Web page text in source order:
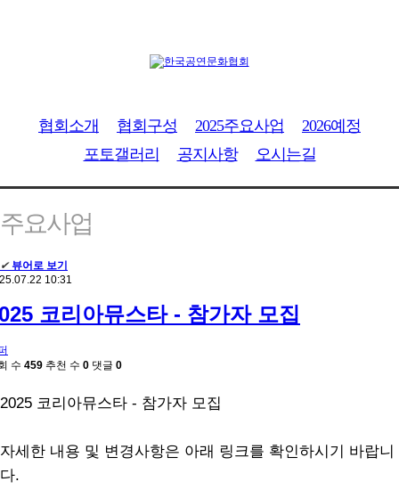
협회소개 협회구성 2025주요사업
2026예정
포토갤러리
공지사항 오시는길
주요사업
✔ 뷰어로 보기
10:31
코리아뮤스타 - 참가자 모집
수 459 추천 수 0 댓글 0
2025 코리아뮤스타 - 참가자 모집
자세한 내용 및 변경사항은 아래 링크를 확인하시기 바랍니
다.